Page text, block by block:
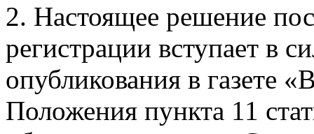
2. Настоящее решение
регистрации вступает в
опубликования в газете
Положения пункта 11